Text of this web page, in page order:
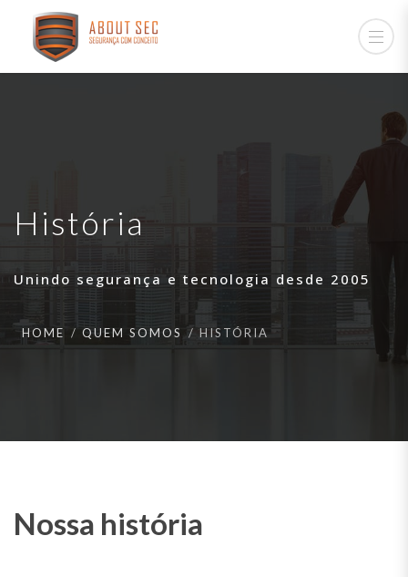
História
Unindo segurança e tecnologia desde 2005
HOME QUEM SOMOS HISTÓRIA
Nossa história